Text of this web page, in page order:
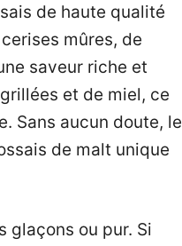
de haute qualité
mûres, de
saveur riche et
et de miel, ce
Sans aucun doute, le
de malt unique
glaçons ou pur. Si